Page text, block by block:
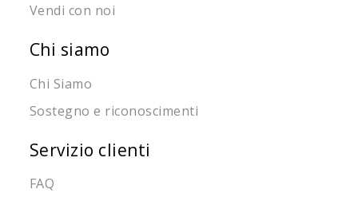
Vendi con noi
Chi siamo
Chi Siamo
Sostegno e riconoscimenti
Servizio clienti
FAQ